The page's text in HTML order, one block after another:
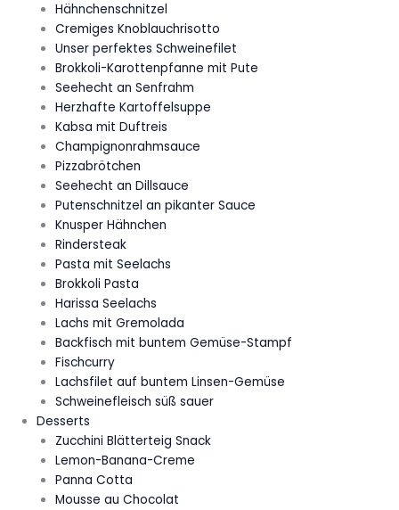
Hähnchenschnitzel
Cremiges Knoblauchrisotto
Unser perfektes Schweinefilet
Brokkoli-Karottenpfanne mit Pute
Seehecht an Senfrahm
Herzhafte Kartoffelsuppe
Kabsa mit Duftreis
Champignonrahmsauce
Pizzabrötchen
Seehecht an Dillsauce
Putenschnitzel an pikanter Sauce
Knusper Hähnchen
Rindersteak
Pasta mit Seelachs
Brokkoli Pasta
Harissa Seelachs
Lachs mit Gremolada
Backfisch mit buntem Gemüse-Stampf
Fischcurry
Lachsfilet auf buntem Linsen-Gemüse
Schweinefleisch süß sauer
Desserts
Zucchini Blätterteig Snack
Lemon-Banana-Creme
Panna Cotta
Mousse au Chocolat